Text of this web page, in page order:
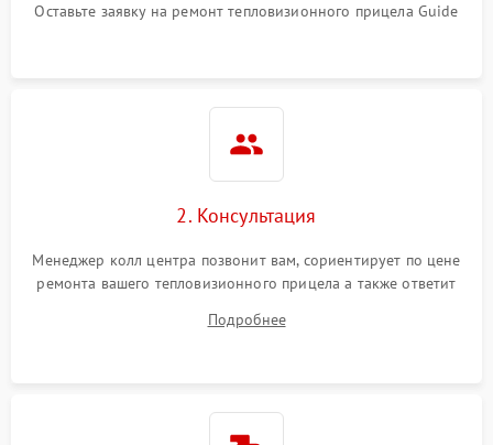
Оставьте заявку на ремонт тепловизионного прицела Guide
2. Консультация
Менеджер колл центра позвонит вам, сориентирует по цене
ремонта вашего тепловизионного прицела а также ответит
Подробнее